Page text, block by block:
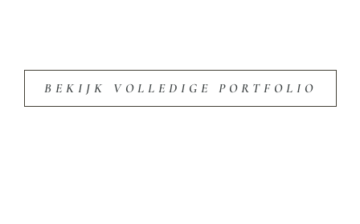
BEKIJK VOLLEDIGE PORTFOLIO